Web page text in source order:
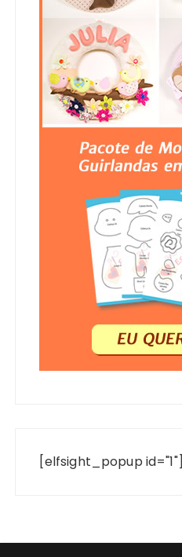
[elfsight_popup id="1"]